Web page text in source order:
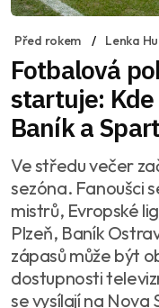
Před rokem Lenka
Fotbalová
startuje:
Baník a
Ve středu večer
sezóna. Fanoušci
mistrů, Evropské
Plzeň, Baník
zápasů může být
dostupnosti
se vysílají na